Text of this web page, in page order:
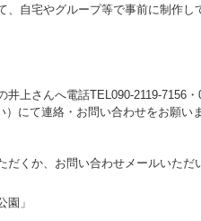
、自宅やグループ等で事前に制作し
上さんへ電話TEL090-2119-7156
にて連絡・お問い合わせをお願い
くか、お問い合わせメールいただ
」